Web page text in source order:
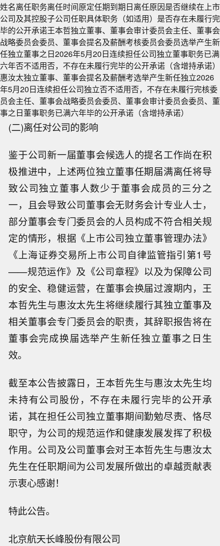
姓名离任职务离任时间原定任期到期日离任原因是否继续在上市
公司及其控股子公司任职具体职务（如适用）是否存在未履行完
毕的公开承诺王本哲独立董事、董事会审计委员会主任、董事会
战略委员会委员、董事会提名及薪酬考核委员会委员选举产生新
任独立董事之日2026年5月20日连续担任公司独立董事职务已满
六年否不适用否，不存在未履行完毕的公开承诺（含增持承诺）
惠汝太独立董事、董事会提名及薪酬考选举产生新任独立2026
年5月20日连续担任公司独立否不适用否，不存在未履行完核委
员会主任、董事会战略委员会委员、董事会审计委员会委员、董
事之日董事职务已满六年毕的公开承诺（含增持承诺）
(二)离任对公司的影响
鉴于公司新一届董事会候选人的提名工作尚在积
极推进中，上述两位独立董事任期届满离任将导
致公司独立董事人数少于董事会成员的三分之
一，且会导致公司董事会无财务会计专业人士，
部分董事会专门委员会的人员构成不符合相关规
定的情形，根据《上市公司独立董事管理办法》
《上海证券交易所上市公司自律监管指引第1号
——规范运作》及《公司章程》以及为保障公司
的安全、稳健运营，在董事会换届过渡期内，王
本哲先生与惠汝太先生将继续履行其独立董事及
相关董事会专门委员会的职责，其辞职报告将在
董事会完成换届选举产生新任独立董事之日生
效。
截至本公告披露日，王本哲先生与惠汝太先生均
未持有公司股份，不存在未履行完毕的公开承
诺，其在担任公司独立董事期间勤勉尽责、恪尽
职守，为公司的规范运作和健康发展发挥了积极
作用。公司及公司董事会对王本哲先生与惠汝太
先生在任职期间为公司发展所做出的卓越贡献表
示衷心感谢！
特此公告。
北京航天长峰股份有限公司